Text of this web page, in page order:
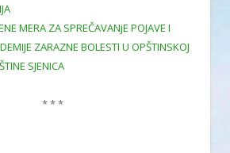
MERA ZA SPREČAVANјE POJAVE I
ZARAZNE BOLESTI U OPŠTINSKOJ
SJENICA
* * *